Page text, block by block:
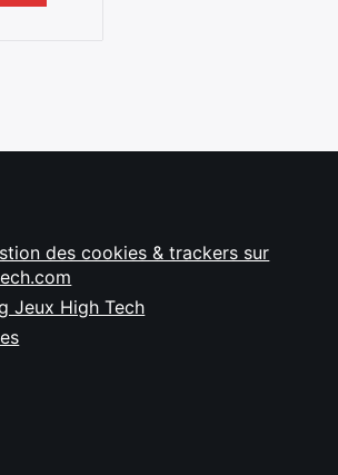
des cookies & trackers sur
Jeux High Tech